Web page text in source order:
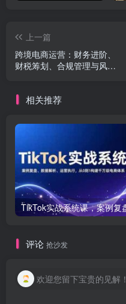
上一篇
跨境电商运营：财务进阶、
财税筹划、合规管理与风险
相关推荐
评论 抢沙发
欢迎您留下宝贵的见解！